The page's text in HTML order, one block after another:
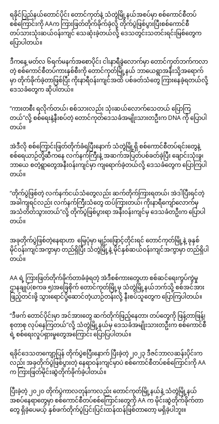
ရခိုင်ပြည်နယ်တောင်ပိုင်း တောင်ကုတ်နဲ့ သံတွဲမြို့နယ်အစပ်မှာ စစ်ကောင်စီတပ်
စစ်ကြောင်းကို AAက ကြားဖြတ်တိုက်ခိုက်ခဲ့လို့ တိုက်ပွဲဖြစ်ပွားပြီးစစ်ကောင်စီ
တပ်သားသုံးဆယ်၀န်းကျင် သေဆုံးခဲ့တယ်လို့ ဒေသတွင်းသတင်းရင်းမြစ်တွေက
ပြောပါတယ်။
ဒီကနေ့ မတ်လ ၆ရက်မနက်အစောပိုင်း ငါးနာရီခွဲလောက်မှာ တောင်ကုတ်ဘက်ကလာ
တဲ့ စစ်ကောင်စီတပ်ကားနှစ်စီးကို တောင်ကုတ်မြို့နယ် ဘာယေရွာအနီးသို့အရောက်
မှာ တိုက်ခိုက်ခဲ့တာဖြစ်ပြီး ကိုးနာရီ၀န်းကျင်အထိ ပစ်ခတ်သံတွေ ကြားနေခဲ့ရတယ်လို့
ဒေသခံတွေက ဆိုပါတယ်။
“ကားတစီး ရလိုက်တယ်၊ စစ်သားလည်း သုံးဆယ်လောက်သေတယ် ပြောကြ
တယ်”လို့ စစ်ရေးနဲ့နီးစပ်တဲ့ တောင်ကုတ်ဒေသခံအမျိုးသားတဦးက DNA ကို ပြောပါ
တယ်။
အဲဒီလို စစ်ကြောင်းဖြတ်တိုက်ခံရပြီးနောက် သံတွဲမြို့ရှိ စစ်ကောင်စီတပ်ရင်းတွေနဲ့
စစ်ရေယာဉ်တို့ဆီကနေ လက်နက်ကြီးနဲ့ အဆက်အပြတ်ပစ်ခတ်ခဲ့ပြီး ချောင်းသုံးခွ၊
ဘာယေ စတဲ့ရွာတွေအနီး၀န်းကျင်မှာ ကျရောက်ခဲ့တယ်လို့ ဒေသခံတွေက ပြောကြပါ
တယ်။
“တိုက်ပွဲဖြစ်တဲ့ လက်နက်ငယ်သံတွေလည်း ဆက်တိုက်ကြားရတယ်၊ အဲဒါပြီးရင်တဲ့
အခါကျရင်လည်း လက်နက်ကြီးသံတွေ ထပ်ကြားတယ်၊ ကိုးနာရီကျော်လောက်မှ
အသံတိတ်သွားတယ်”လို့ တိုက်ပွဲဖြစ်ပွားရာ အနီး၀န်းကျင်မှ ဒေသခံတဦးက ပြောပါ
တယ်။
အခုတိုက်ပွဲဖြစ်တဲ့နေရာဟာ မြေပုံမှာ မျဉ်းဖြောင့်တိုင်းရင် တောင်ကုတ်မြို့နဲ့ ခုနှစ်
မိုင်၀န်းကျင်အကွာမှာ တည်ရှိပြီး သံတွဲမြို့နဲ့ မိုင်နှစ်ဆယ်၀န်းကျင်အကွာမှာ တည်ရှိပါ
တယ်။
AA ရဲ့ ကြားဖြတ်တိုက်ခိုက်တာခံခဲ့ရတဲ့ အဲဒီစစ်ကားတွေဟာ စစ်ဆင်ရေးကွပ်ကွဲမှု
ဌာနချုပ်(စကခ ၅)အခြေစိုက် တောင်ကုတ်မြို့မှ သံတွဲမြို့နယ်ဘက်သို့ စစ်အင်အား
ဖြည့်တင်းဖို့ သွားရောင်ပို့ဆောင်တဲ့ယာဉ်တန်းလို့ နီးစပ်သူတွေက ပြောကြပါတယ်။
“ဒီဖက် တောင်ပိုင်းမှာ အင်အားတွေ ဆက်တိုက်ဖြည့်နေတာ၊ တပ်တွေကို ဖြန့်တာဖြန့်၊
စုတာစု လုပ်နေကြတယ်”လို့ သံတွဲမြို့နယ်မှ ဒေသခံအမျိုးသားတဦးက စစ်ကောင်စီ
ရဲ့ စစ်ရေးလှုပ်ရှားမှုတွေအကြောင်း ပြောပြပါတယ်။
ရခိုင်ဒေသတကျော့ပြန် တိုက်ပွဲစပြီးနောက် ပြီးခဲ့တဲ့ ၂၀၂၃ ဒီဇင်ဘာလဆန်းပိုင်းက
လည်း အခုတိုက်ပွဲဖြစ်ပွားတဲ့ နေရာ၀န်းကျင်မှာပဲ စစ်ကောင်စီတပ်စစ်ကြောင်းကို AA
က ကြားဖြတ်မိုင်းဆွဲတိုက်ခိုက်ခဲ့ပါတယ်။
ပြီးခဲ့တဲ့ ၂၀၂၀ တိုက်ပွဲကာလတုန်းကလည်း တောင်ကုတ်မြို့နယ်နဲ့ သံတွဲမြို့နယ်
အစပ်နေရာတွေမှာ စစ်ကောင်စီတပ်စစ်ကြောင်းတွေကို AA က မိုင်းဆွဲတိုက်ခိုက်တာ
တွေ ရှိခဲ့ပေမယ့် နှစ်ဖက်တိုက်ပွဲပြင်းပြင်းထန်ထန်ဖြစ်တာတော့ မရှိခဲ့ပါဘူး။